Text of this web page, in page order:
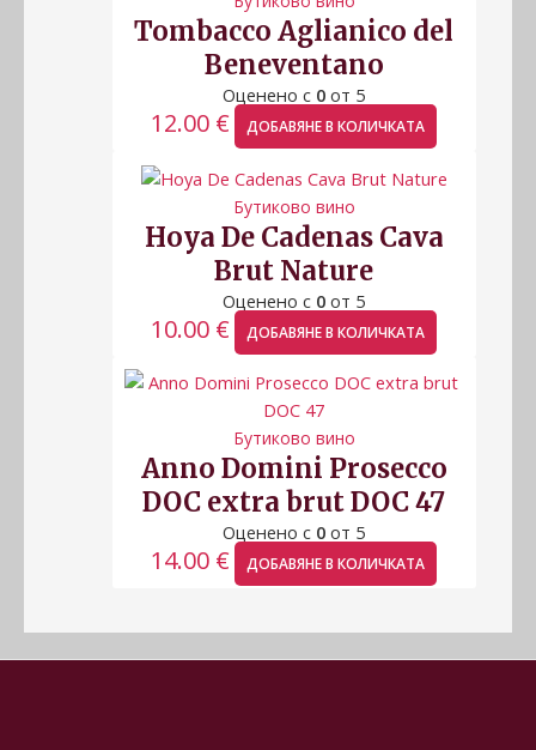
Tombacco Aglianico del
Beneventano
Оценено с 0 от 5
12.00 € ДОБАВЯНЕ В КОЛИЧКАТА
Бутиково вино
Hoya De Cadenas Cava
Brut Nature
Оценено с 0 от 5
10.00 € ДОБАВЯНЕ В КОЛИЧКАТА
Бутиково вино
Anno Domini Prosecco
DOC extra brut DOC 47
Оценено с 0 от 5
14.00 € ДОБАВЯНЕ В КОЛИЧКАТА